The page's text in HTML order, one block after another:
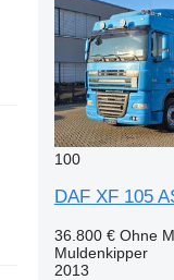
100
DAF XF 105
36.800 € Ohne
Muldenkipper
2013